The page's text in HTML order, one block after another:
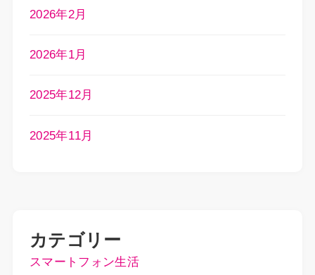
2026年2月
2026年1月
2025年12月
2025年11月
カテゴリー
スマートフォン生活